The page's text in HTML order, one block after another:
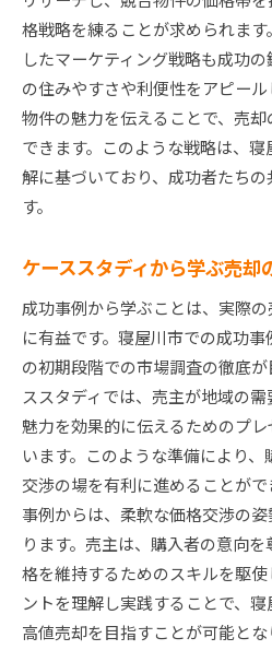
格戦略を練ることが求められま
したマーケティング戦略も成功
の住みやすさや利便性をアピー
物件の魅力を伝えることで、売
できます。このような戦略は、
解に基づいており、成功者たち
す。
ケーススタディから学ぶ売却
成功事例から学ぶことは、実際
に有益です。寝屋川市での成功
の初期段階での市場調査の徹底
ススタディでは、売主が地域の
魅力を効果的に伝えるためのプ
います。このような準備により、
交渉の場を有利に進めることが
事例からは、柔軟な価格交渉の
ります。売主は、購入者の意向
格を維持するためのスキルを駆
ントを理解し実践することで、
高値売却を目指すことが可能とな